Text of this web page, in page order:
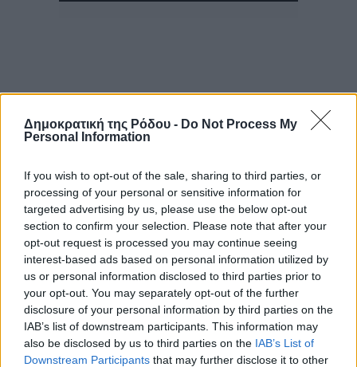
Δημοκρατική της Ρόδου - Do Not Process My
Personal Information
If you wish to opt-out of the sale, sharing to third parties, or
processing of your personal or sensitive information for
targeted advertising by us, please use the below opt-out
section to confirm your selection. Please note that after your
opt-out request is processed you may continue seeing
interest-based ads based on personal information utilized by
us or personal information disclosed to third parties prior to
your opt-out. You may separately opt-out of the further
disclosure of your personal information by third parties on the
IAB’s list of downstream participants. This information may
also be disclosed by us to third parties on the IAB’s List of
Downstream Participants that may further disclose it to other